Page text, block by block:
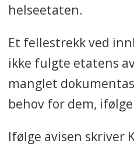
helseetaten.
Et fellestrekk ved
ikke fulgte etatens
manglet
behov for dem, ifølge
Ifølge avisen skriver